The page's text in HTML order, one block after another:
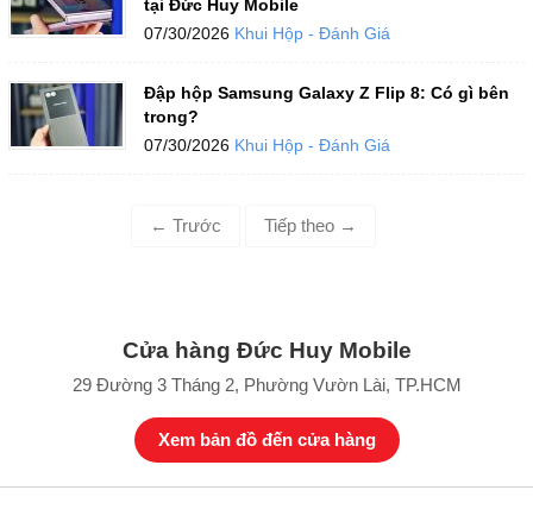
tại Đức Huy Mobile
07/30/2026 Khui Hộp - Đánh Giá
Đập hộp Samsung Galaxy Z Flip 8: Có gì bên
trong?
07/30/2026 Khui Hộp - Đánh Giá
← Trước Tiếp theo →
Cửa hàng Đức Huy Mobile
29 Đường 3 Tháng 2, Phường Vườn Lài, TP.HCM
Xem bản đồ đến cửa hàng